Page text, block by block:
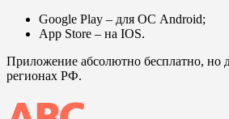
Google Play – для ОС Android;
App Store – на IOS.
Приложение абсолютно бесплатно, но
регионах РФ.